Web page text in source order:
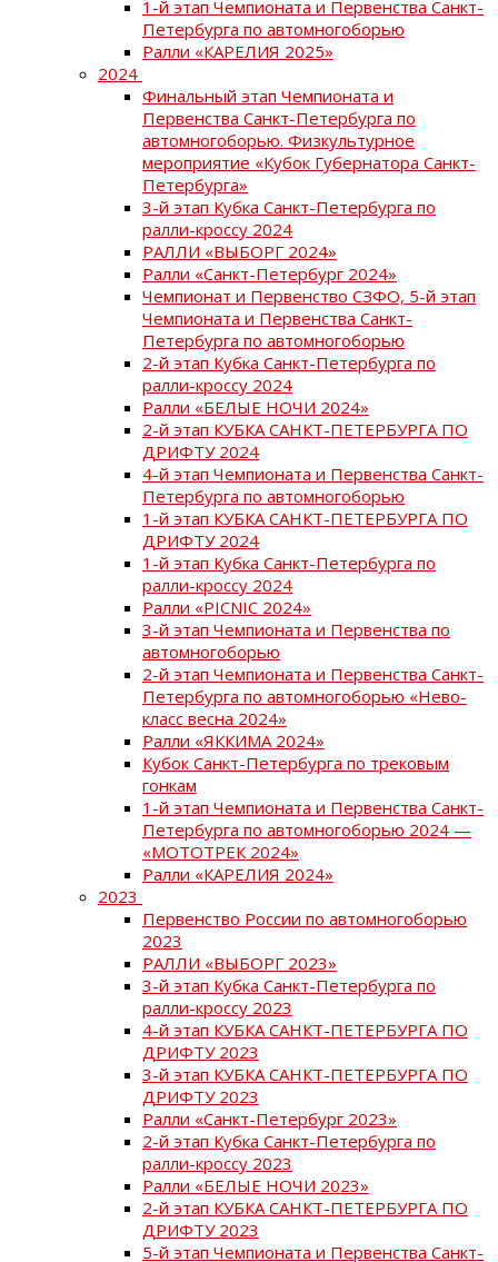
1-й этап Чемпионата и Первенства Санкт-
Петербурга по автомногоборью
Ралли «КАРЕЛИЯ 2025»
2024
Финальный этап Чемпионата и
Первенства Санкт-Петербурга по
автомногоборью. Физкультурное
мероприятие «Кубок Губернатора Санкт-
Петербурга»
3-й этап Кубка Санкт-Петербурга по
ралли-кроссу 2024
РАЛЛИ «ВЫБОРГ 2024»
Ралли «Санкт-Петербург 2024»
Чемпионат и Первенство СЗФО, 5-й этап
Чемпионата и Первенства Санкт-
Петербурга по автомногоборью
2-й этап Кубка Санкт-Петербурга по
ралли-кроссу 2024
Ралли «БЕЛЫЕ НОЧИ 2024»
2-й этап КУБКА САНКТ-ПЕТЕРБУРГА ПО
ДРИФТУ 2024
4-й этап Чемпионата и Первенства Санкт-
Петербурга по автомногоборью
1-й этап КУБКА САНКТ-ПЕТЕРБУРГА ПО
ДРИФТУ 2024
1-й этап Кубка Санкт-Петербурга по
ралли-кроссу 2024
Ралли «PICNIC 2024»
3-й этап Чемпионата и Первенства по
автомногоборью
2-й этап Чемпионата и Первенства Санкт-
Петербурга по автомногоборью «Нево-
класс весна 2024»
Ралли «ЯККИМА 2024»
Кубок Санкт-Петербурга по трековым
гонкам
1-й этап Чемпионата и Первенства Санкт-
Петербурга по автомногоборью 2024 —
«МОТОТРЕК 2024»
Ралли «КАРЕЛИЯ 2024»
2023
Первенство России по автомногоборью
2023
РАЛЛИ «ВЫБОРГ 2023»
3-й этап Кубка Санкт-Петербурга по
ралли-кроссу 2023
4-й этап КУБКА САНКТ-ПЕТЕРБУРГА ПО
ДРИФТУ 2023
3-й этап КУБКА САНКТ-ПЕТЕРБУРГА ПО
ДРИФТУ 2023
Ралли «Санкт-Петербург 2023»
2-й этап Кубка Санкт-Петербурга по
ралли-кроссу 2023
Ралли «БЕЛЫЕ НОЧИ 2023»
2-й этап КУБКА САНКТ-ПЕТЕРБУРГА ПО
ДРИФТУ 2023
5-й этап Чемпионата и Первенства Санкт-